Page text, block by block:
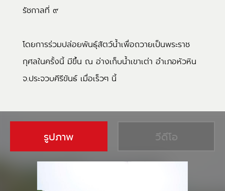
รัชกาลที่ ๙
โดยการร่วมปล่อยพันธุ์สัตว์น้ำเพื่อถวายเป็นพระราช
กุศลในครั้งนี้ มีขึ้น ณ อ่างเก็บน้ำเขาเต่า อำเภอหัวหิน
จ.ประจวบคีรีขันธ์ เมื่อเร็วๆ นี้
รูปภาพ วีดีโอ